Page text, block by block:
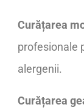
Curățarea
profesionale
alergenii.
Curățarea